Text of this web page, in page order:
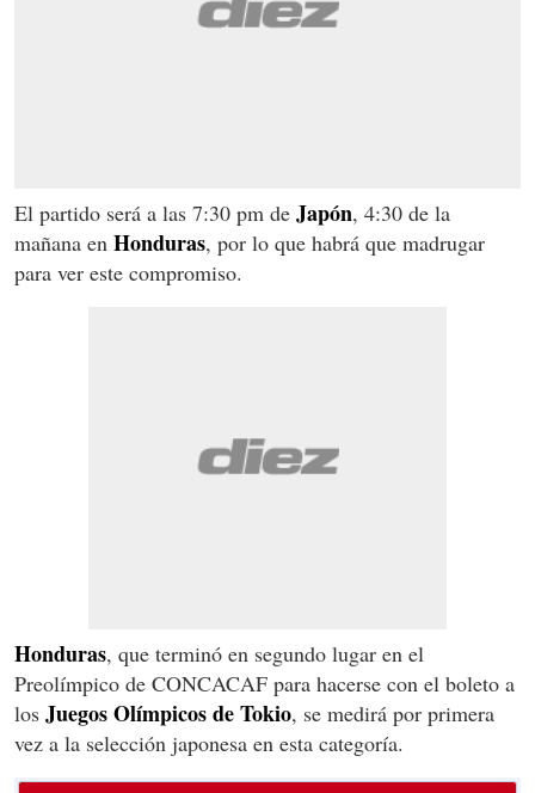
El partido será a las 7:30 pm de Japón, 4:30 de la
mañana en Honduras, por lo que habrá que madrugar
para ver este compromiso.
Honduras, que terminó en segundo lugar en el
Preolímpico de CONCACAF para hacerse con el boleto a
los Juegos Olímpicos de Tokio, se medirá por primera
vez a la selección japonesa en esta categoría.